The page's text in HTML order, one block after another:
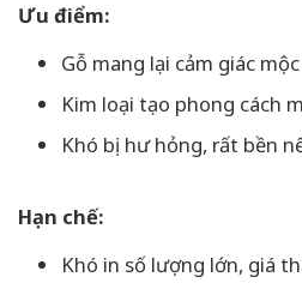
Ưu điểm:
Gỗ mang lại cảm giác
Kim loại tạo phong cách
Khó bị hư hỏng, rất bền
Hạn chế:
Khó in số lượng lớn, giá